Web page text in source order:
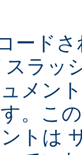
ード
スラッ
メン
。こ
トは